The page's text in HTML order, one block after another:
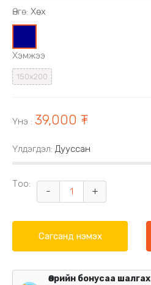
Өнгө: Хөх
Хэмжээ
150х200
Үнэ : 39,000 ₮
Үлдэгдэл: Дууссан
Тоо:
- +
Сагсанд нэмэх
Өөрийн бонусаа шалгах